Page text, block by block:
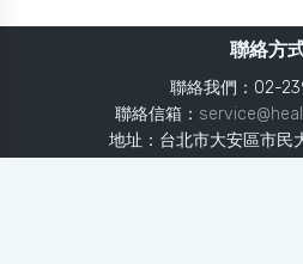
聯絡方
聯絡我們：02-
聯絡信箱：
地址：台北市大安區市民